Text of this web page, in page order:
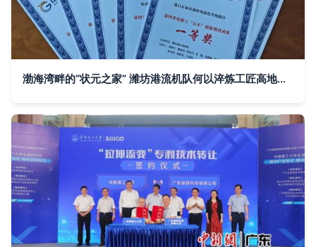
渤海湾畔的“状元之家” 潍坊港流机队何以淬炼工匠高地与技术转让先锋